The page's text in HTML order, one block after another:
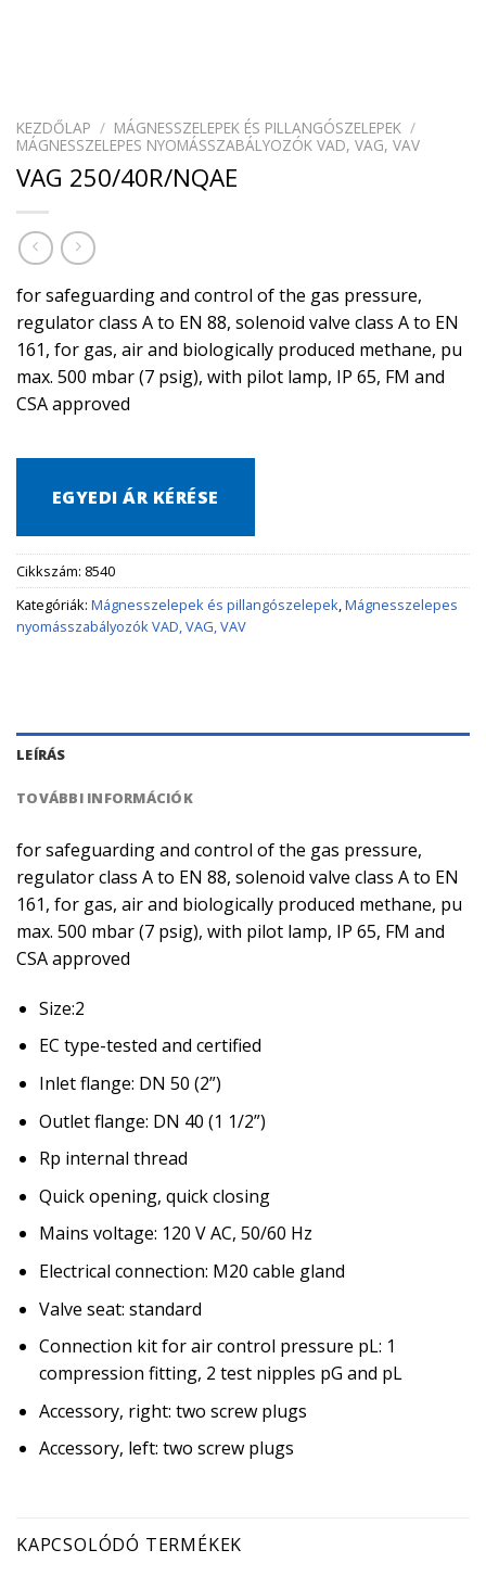
KEZDŐLAP / MÁGNESSZELEPEK ÉS PILLANGÓSZELEPEK /
MÁGNESSZELEPES NYOMÁSSZABÁLYOZÓK VAD, VAG, VAV
VAG 250/40R/NQAE
for safeguarding and control of the gas pressure,
regulator class A to EN 88, solenoid valve class A to EN
161, for gas, air and biologically produced methane, pu
max. 500 mbar (7 psig), with pilot lamp, IP 65, FM and
CSA approved
EGYEDI ÁR KÉRÉSE
Cikkszám: 8540
Kategóriák: Mágnesszelepek és pillangószelepek,Mágnesszelepes
nyomásszabályozók VAD, VAG, VAV
LEÍRÁS
TOVÁBBI INFORMÁCIÓK
for safeguarding and control of the gas pressure,
regulator class A to EN 88, solenoid valve class A to EN
161, for gas, air and biologically produced methane, pu
max. 500 mbar (7 psig), with pilot lamp, IP 65, FM and
CSA approved
Size:2
EC type-tested and certified
Inlet flange: DN 50 (2”)
Outlet flange: DN 40 (1 1/2”)
Rp internal thread
Quick opening, quick closing
Mains voltage: 120 V AC, 50/60 Hz
Electrical connection: M20 cable gland
Valve seat: standard
Connection kit for air control pressure pL: 1
compression fitting, 2 test nipples pG and pL
Accessory, right: two screw plugs
Accessory, left: two screw plugs
KAPCSOLÓDÓ TERMÉKEK